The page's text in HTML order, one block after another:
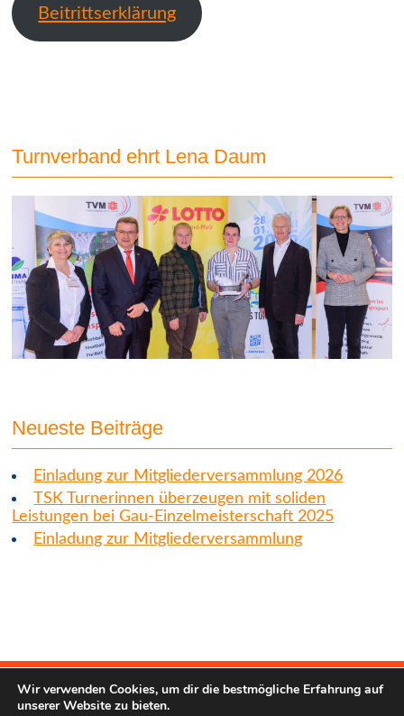
Beitrittserklärung
Turnverband ehrt Lena Daum
Neueste Beiträge
Einladung zur Mitgliederversammlung 2026
TSK Turnerinnen überzeugen mit soliden
Leistungen bei Gau-Einzelmeisterschaft 2025
Einladung zur Mitgliederversammlung
Wir verwenden Cookies, um dir die bestmögliche Erfahrung auf
unserer Website zu bieten.